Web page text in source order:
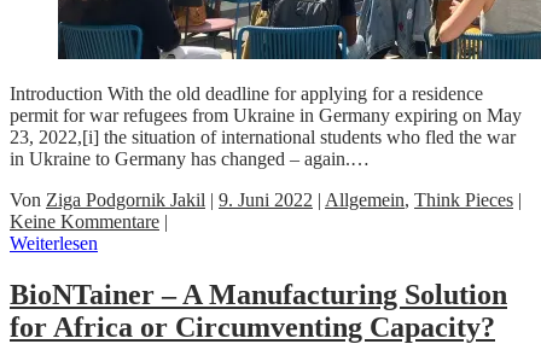
Introduction With the old deadline for applying for a residence
permit for war refugees from Ukraine in Germany expiring on May
23, 2022,[i] the situation of international students who fled the war
in Ukraine to Germany has changed – again.…
Von Ziga Podgornik Jakil | 9. Juni 2022 | Allgemein, Think Pieces |
Keine Kommentare |
Weiterlesen
BioNTainer – A Manufacturing Solution
for Africa or Circumventing Capacity?